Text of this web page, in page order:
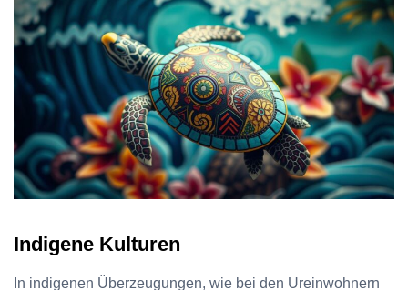
Indigene Kulturen
In indigenen Überzeugungen, wie bei den Ureinwohnern